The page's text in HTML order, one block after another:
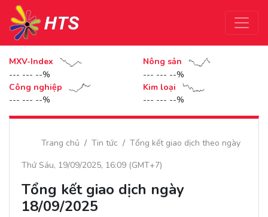
MXV-Index
--- --- --%
Nông sản
--- --- --%
Công nghiệp
--- --- --%
Kim loại
--- --- --%
Trang chủ Tin tức
Tổng kết giao dịch theo ngày
Thứ Sáu, 19/09/2025, 16:09 (GMT+7)
Tổng kết giao dịch ngày
18/09/2025